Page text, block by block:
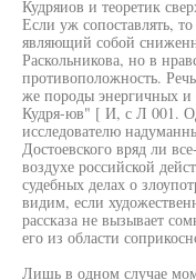
Кудряиов и теоретик
Если уж сопоставлять,
являющий собой
Раскольникова, но в
противоположность.
же породы энергичных и
Кудря-юв" [ И, с Л 001.
исследователю
Достоевского вряд ли
воздухе российской
судебных делах о
видим, если
рассказа не вызывает
его из области
Лишь в одном случае